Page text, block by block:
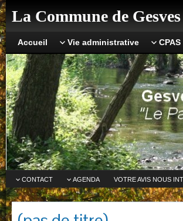
La Commune de Gesves
Accueil Vie administrative CPAS
CONTACT AGENDA VOTRE AVIS NOUS